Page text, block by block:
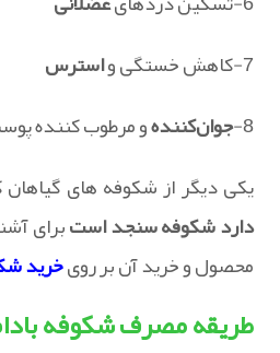
7-کاهش خستگی و
استرس
8- جوان‌کنندهو مرطوب کننده
یکی دیگر از شکوفه های
دارد شکوفه سنجد استبرای
محصول و خرید آن بر رویخرید
طریقه مصرف شکوفه